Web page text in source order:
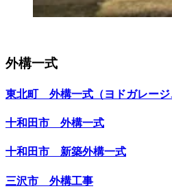
外構一式
東北町 外構一式（ヨドガレージ
十和田市 外構一式
十和田市 新築外構一式
三沢市 外構工事